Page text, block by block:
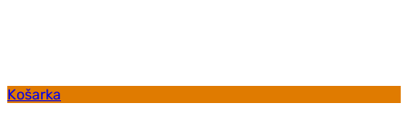
Košarka